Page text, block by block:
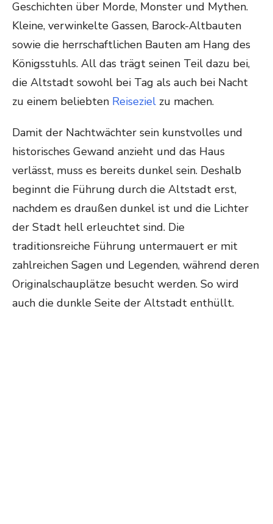
Geschichten über Morde, Monster und Mythen.
Kleine, verwinkelte Gassen, Barock-Altbauten
sowie die herrschaftlichen Bauten am Hang des
Königsstuhls. All das trägt seinen Teil dazu bei,
die Altstadt sowohl bei Tag als auch bei Nacht
zu einem beliebten Reiseziel zu machen.
Damit der Nachtwächter sein kunstvolles und
historisches Gewand anzieht und das Haus
verlässt, muss es bereits dunkel sein. Deshalb
beginnt die Führung durch die Altstadt erst,
nachdem es draußen dunkel ist und die Lichter
der Stadt hell erleuchtet sind. Die
traditionsreiche Führung untermauert er mit
zahlreichen Sagen und Legenden, während deren
Originalschauplätze besucht werden. So wird
auch die dunkle Seite der Altstadt enthüllt.